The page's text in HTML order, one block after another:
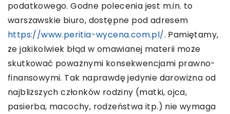
podatkowego. Godne polecenia jest m.in. to
warszawskie biuro, dostępne pod adresem
https://www.peritia-wycena.com.pl/. Pamiętamy,
że jakikolwiek błąd w omawianej materii może
skutkować poważnymi konsekwencjami prawno-
finansowymi. Tak naprawdę jedynie darowizna od
najbliższych członków rodziny (matki, ojca,
pasierba, macochy, rodzeństwa itp.) nie wymaga